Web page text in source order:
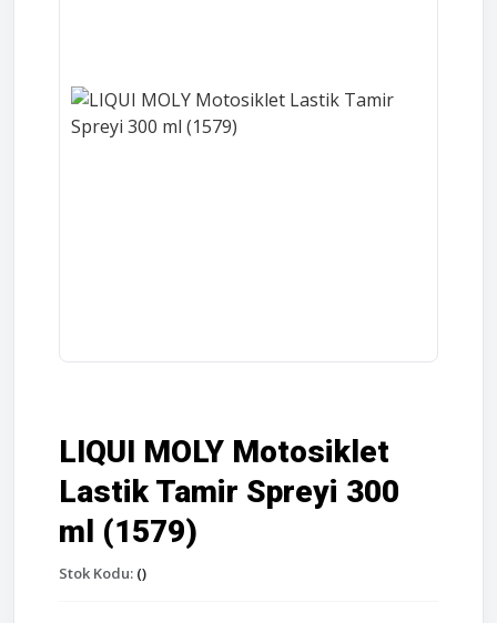
LIQUI MOLY Motosiklet
Lastik Tamir Spreyi 300
ml (1579)
Stok Kodu: ()